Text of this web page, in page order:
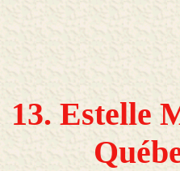
13. Estelle